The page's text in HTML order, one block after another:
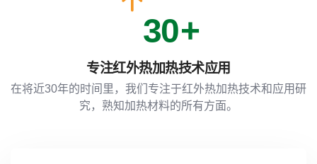
3
4
3
4
0
1
专注红外热加热技术应用
在将近30年的时间里，我们专注于红外热加热技术和应用研
究，熟知加热材料的所有方面。